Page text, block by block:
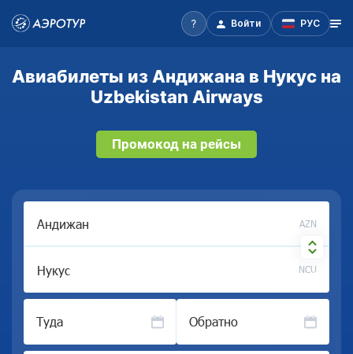
Войти РУС
Авиабилеты из Андижана в Нукус на
Uzbekistan Airways
Промокод на рейсы
AZN
NCU
Туда Обратно